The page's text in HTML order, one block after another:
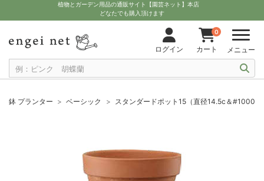
植物とガーデン用品の通販サイト【園芸ネット】本店
どなたでも購入頂けます
ログイン
0
カート メニュー
鉢 プランター ベーシック スタンダードポット15（直径14.5c＆#10005;